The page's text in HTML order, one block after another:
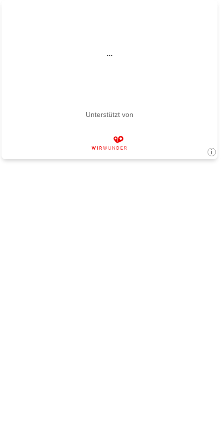
...
Unterstützt von
i